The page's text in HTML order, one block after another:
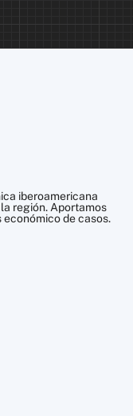
iberoamericana
región. Aportamos
de casos.